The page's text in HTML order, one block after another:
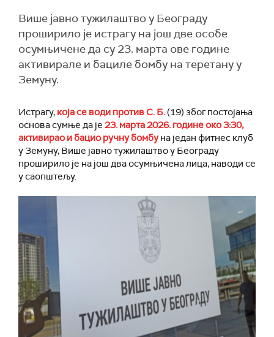
Више јавно тужилаштво у Београду
проширило је истрагу на још две особе
осумњичене да су 23. марта ове године
активирале и бациле бомбу на теретану у
Земуну.
Истрагу, која се води против С. Б.(19) због постојања
основа сумње да је 23. марта 2026. године око 3:30,
активирао и бацио ручну бомбуна један фитнес клуб
у Земуну, Више јавно тужилаштво у Београду
проширило је на још два осумњичена лица, наводи се
у саопштељу.